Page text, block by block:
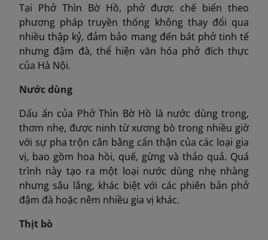
Tại Phở Thìn Bờ Hồ, phở được chế biến theo
phương pháp truyền thống không thay đổi qua
nhiều thập kỷ, đảm bảo mang đến bát phở tinh tế
nhưng đậm đà, thể hiện văn hóa phở đích thực
của Hà Nội.
Nước dùng
Dấu ấn của Phở Thìn Bờ Hồ là nước dùng trong,
thơm nhẹ, được ninh từ xương bò trong nhiều giờ
với sự pha trộn cân bằng cẩn thận của các loại gia
vị, bao gồm hoa hồi, quế, gừng và thảo quả. Quá
trình này tạo ra một loại nước dùng nhẹ nhàng
nhưng sâu lắng, khác biệt với các phiên bản phở
đậm đà hoặc nêm nhiều gia vị khác.
Thịt bò